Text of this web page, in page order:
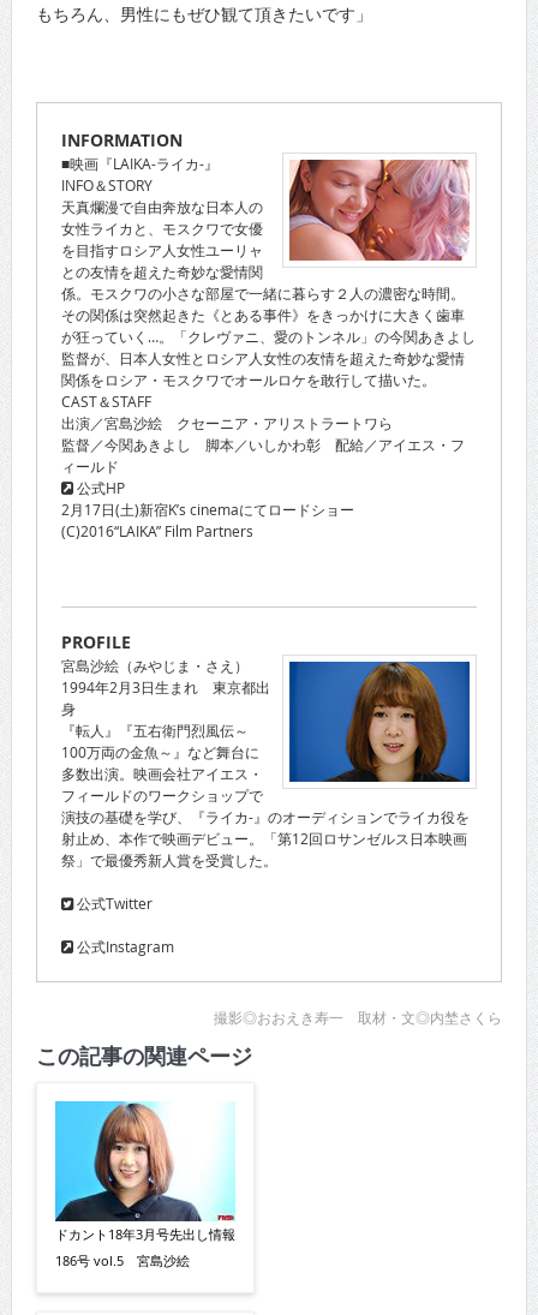
もちろん、男性にもぜひ観て頂きたいです」
INFORMATION
■映画『LAIKA-ライカ-』
INFO＆STORY
天真爛漫で自由奔放な日本人の
女性ライカと、モスクワで女優
を目指すロシア人女性ユーリャ
との友情を超えた奇妙な愛情関
係。モスクワの小さな部屋で一緒に暮らす２人の濃密な時間。
その関係は突然起きた《とある事件》をきっかけに大きく歯車
が狂っていく…。「クレヴァニ、愛のトンネル」の今関あきよし
監督が、日本人女性とロシア人女性の友情を超えた奇妙な愛情
関係をロシア・モスクワでオールロケを敢行して描いた。
CAST＆STAFF
出演／宮島沙絵 クセーニア・アリストラートワら
監督／今関あきよし 脚本／いしかわ彰 配給／アイエス・フ
ィールド
公式HP
2月17日(土)新宿K’s cinemaにてロードショー
(C)2016“LAIKA” Film Partners
PROFILE
宮島沙絵（みやじま・さえ）
1994年2月3日生まれ 東京都出
身
『転人』『五右衛門烈風伝～
100万両の金魚～』など舞台に
多数出演。映画会社アイエス・
フィールドのワークショップで
演技の基礎を学び、『ライカ-』のオーディションでライカ役を
射止め、本作で映画デビュー。「第12回ロサンゼルス日本映画
祭」で最優秀新人賞を受賞した。
公式Twitter
公式Instagram
撮影◎おおえき寿一 取材・文◎内埜さくら
この記事の関連ページ
ドカント18年3月号先出し情報
186号 vol.5 宮島沙絵